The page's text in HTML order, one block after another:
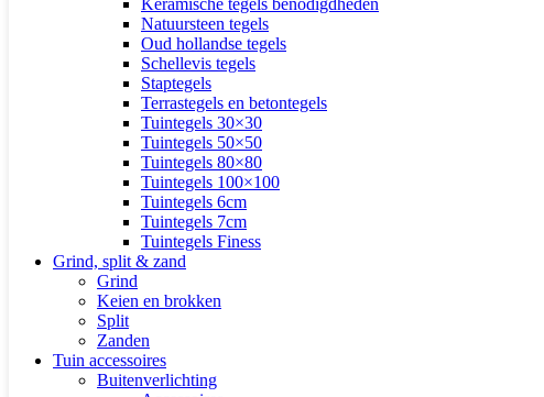
Natuursteen tegels
Oud hollandse tegels
Schellevis tegels
Staptegels
Terrastegels en betontegels
Tuintegels 30×30
Tuintegels 50×50
Tuintegels 80×80
Tuintegels 100×100
Tuintegels 6cm
Tuintegels 7cm
Tuintegels Finess
Grind, split & zand
Grind
Keien en brokken
Split
Zanden
Tuin accessoires
Buitenverlichting